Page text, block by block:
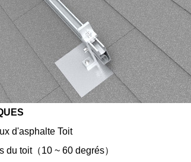
d'asphalteToit
du toit（10 ~ 60 degrés）